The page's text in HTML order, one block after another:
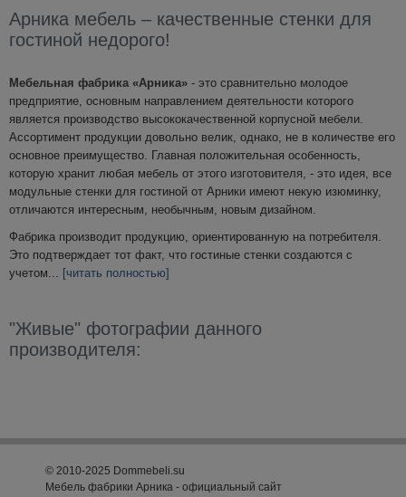
Арника мебель – качественные стенки для
гостиной недорого!
Мебельная фабрика «Арника» - это сравнительно молодое
предприятие, основным направлением деятельности которого
является производство высококачественной корпусной мебели.
Ассортимент продукции довольно велик, однако, не в количестве его
основное преимущество. Главная положительная особенность,
которую хранит любая мебель от этого изготовителя, - это идея, все
модульные стенки для гостиной от Арники имеют некую изюминку,
отличаются интересным, необычным, новым дизайном.
Фабрика производит продукцию, ориентированную на потребителя.
Это подтверждает тот факт, что гостиные стенки создаются с
учетом... [читать полностью]
"Живые" фотографии данного
производителя:
© 2010-2025 Dommebeli.su
Мебель фабрики Арника - официальный сайт